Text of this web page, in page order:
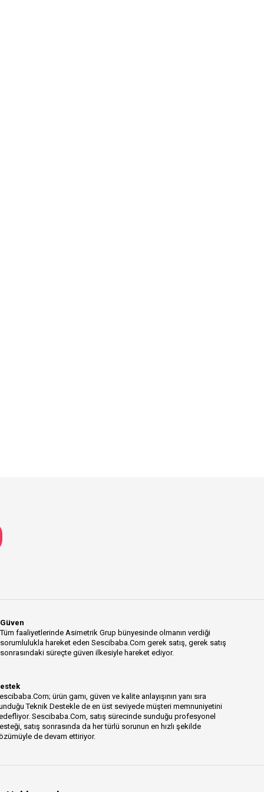
Güven
Tüm faaliyetlerinde Asimetrik Grup bünyesinde olmanın verdiği
sorumlulukla hareket eden Sescibaba.Com gerek satış, gerek satış
sonrasındaki süreçte güven ilkesiyle hareket ediyor.
ürün gamı, güven ve kalite anlayışının yanı sıra
Teknik Destekle de en üst seviyede müşteri memnuniyetini
Sescibaba.Com, satış sürecinde sunduğu profesyonel
satış sonrasında da her türlü sorunun en hızlı şekilde
de devam ettiriyor.